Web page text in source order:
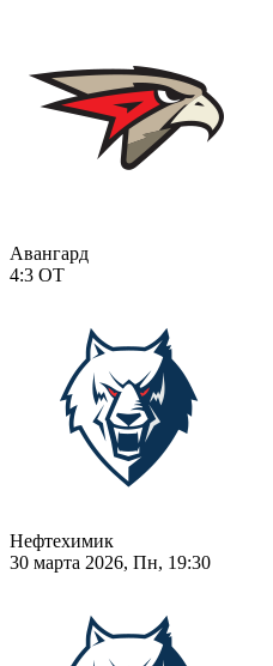
Авангард
4:3 ОТ
Нефтехимик
30 марта 2026, Пн, 19:30